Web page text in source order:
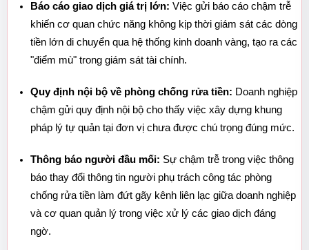
Báo cáo giao dịch giá trị lớn: Việc gửi báo cáo chậm trễ
khiến cơ quan chức năng không kịp thời giám sát các dòng
tiền lớn di chuyển qua hệ thống kinh doanh vàng, tạo ra các
"điểm mù" trong giám sát tài chính.
Quy định nội bộ về phòng chống rửa tiền: Doanh nghiệp
chậm gửi quy định nội bộ cho thấy việc xây dựng khung
pháp lý tự quản tại đơn vị chưa được chú trọng đúng mức.
Thông báo người đầu mối: Sự chậm trễ trong việc thông
báo thay đổi thông tin người phụ trách công tác phòng
chống rửa tiền làm đứt gãy kênh liên lạc giữa doanh nghiệp
và cơ quan quản lý trong việc xử lý các giao dịch đáng
ngờ.